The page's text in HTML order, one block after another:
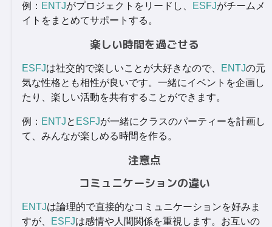
例： ENTJがプロジェクトをリードし、 ESFJがチームメ
イトをまとめてサポートする。
楽しい時間を過ごせる
ESFJは社交的で楽しいことが大好きなので、 ENTJの元
気な性格とも相性が良いです。一緒にイベントを企画し
たり、楽しい活動を共有することができます。
例： ENTJと ESFJが一緒にクラスのパーティーを計画し
て、みんなが楽しめる時間を作る。
注意点
コミュニケーションの違い
ENTJは論理的で直接的なコミュニケーションを好みま
すが、
ESFJは感情や人間関係を重視します。お互いの